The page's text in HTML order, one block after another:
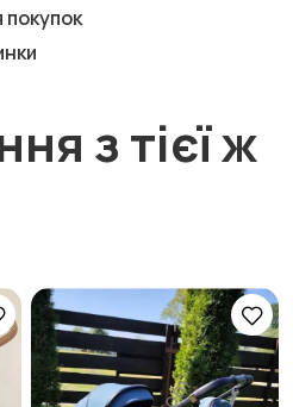
покупок
з тієї ж